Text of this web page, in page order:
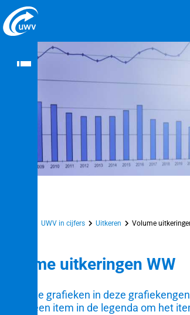
Naar homepage
UWV in cijfers Uitkeren Volume
Volume uitkeringen WW
U kunt de grafieken in deze
Klik op een item in de legenda om het